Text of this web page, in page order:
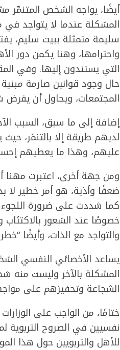
أيضًا، يواجه الشخص المتنمّر
المشكلة عندما لا يتواجد
سليمة متمثلة ببيت سليم،
واحترامها، وهنا يكمن دور
التي يستندون إليها. وفي
حال وجود قوانين صارمة
المجتمعات، ويحاول أن يفرض
إضافة إلى ما سبق، السبب
لديهم طريقة إلا بالتنمّر،
عليهم، وهذا ما يعطيهم
ومن جهة أخرى، اعتبرت مهنا
ضعفًا وأذية، هو أمر خطير لا
كما شددت على ضرورة اللجوء
خصوصًا عند الشعور بالاكتئاب
والتواجد مع الذات، وأيضًا
يساعد الأخصائي النفسي
المشكلة بالآخر وليست منه
الشجاعة وتحفيزهم على
ختامًا، من الواجب على
نفسيين في الصروح التربوية
للأهل والتربويين حول هذا